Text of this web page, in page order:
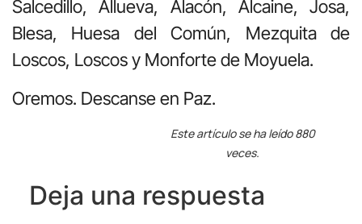
Salcedillo, Allueva, Alacón, Alcaine, Josa,
Blesa, Huesa del Común, Mezquita de
Loscos, Loscos y Monforte de Moyuela.
Oremos. Descanse en Paz.
Este artículo se ha leído 880
veces.
Deja una respuesta